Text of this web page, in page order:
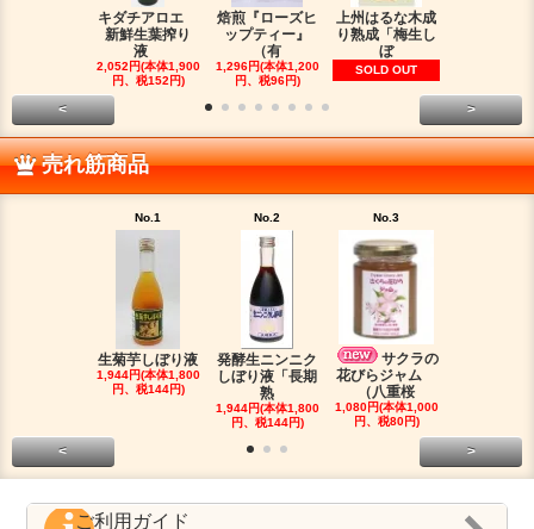
キダチアロエ
新鮮生葉搾り
液
2,052円(本体1,900
円、税152円)
焙煎『ローズヒ
ップティー』
（有
1,296円(本体1,200
円、税96円)
上州はるな木成
り熟成「梅生し
ぼ
SOLD OUT
< >
売れ筋商品
No.1
生菊芋しぼり液
1,944円(本体1,800
円、税144円)
No.2
発酵生ニンニク
しぼり液「長期
熟
1,944円(本体1,800
円、税144円)
No.3
サクラの
花びらジャム
（八重桜
1,080円(本体1,000
円、税80円)
< >
ご利用ガイド